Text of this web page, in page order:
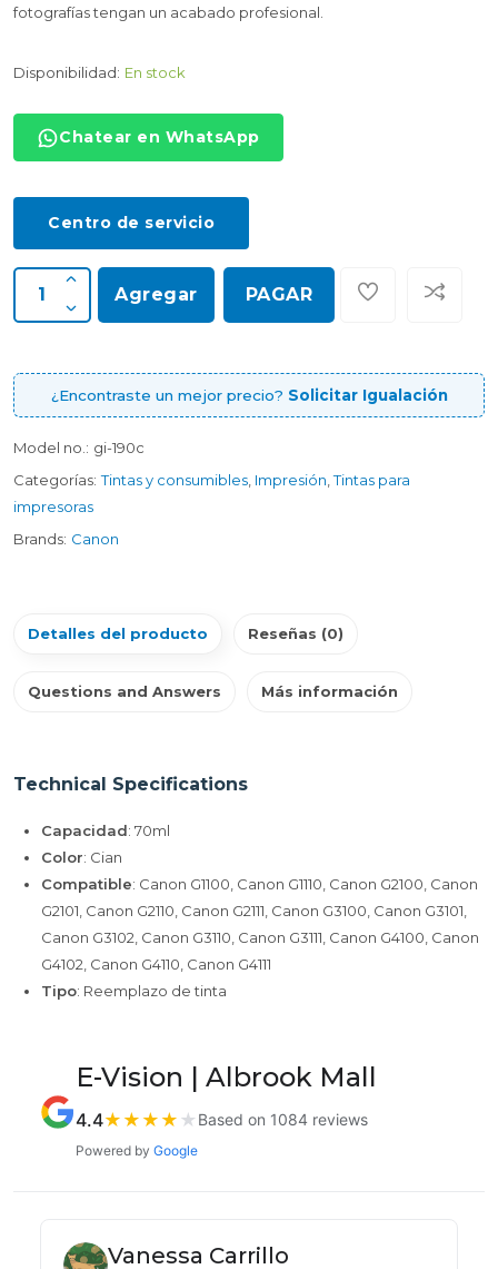
fotografías tengan un acabado profesional.
Disponibilidad: En stock
Chatear en WhatsApp
Centro de servicio
Agregar PAGAR
¿Encontraste un mejor precio? Solicitar Igualación
Model no.: gi-190c
Categorías: Tintas y consumibles Impresión ,Tintas para
impresoras
Brands: Canon
Detalles del producto Reseñas (0)
Questions and Answers Más información
Technical Specifications
Capacidad: 70ml
Color: Cian
Compatible: Canon G1100, Canon G1110, Canon G2100, Canon
G2101, Canon G2110, Canon G2111, Canon G3100, Canon G3101,
Canon G3102, Canon G3110, Canon G3111, Canon G4100, Canon
G4102, Canon G4110, Canon G4111
Tipo: Reemplazo de tinta
E-Vision | Albrook Mall
4.4★ ★ ★ ★ ★ Based on 1084 reviews
Powered by Google
Vanessa Carrillo